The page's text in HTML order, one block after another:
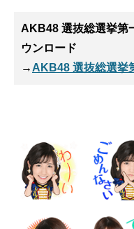
AKB48 選抜総選挙第
ウンロード
→ AKB48 選抜総選挙